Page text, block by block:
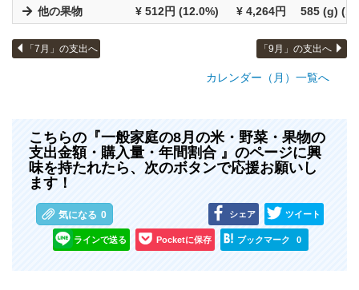
他の果物 ¥ 512円 (12.0%) ¥ 4,264円 585 (g)
「7月」の支出へ 「9月」の支出へ
カレンダー（月）一覧へ
こちらの『一般家庭の8月の米・野菜・果物の
支出金額・購入量・年間割合 』のページに興
味を持たれたら、次のボタンで応援お願いし
ます！
気になる 0 シェア ツイート
ラインで送る Pocketに保存 ブックマーク 0